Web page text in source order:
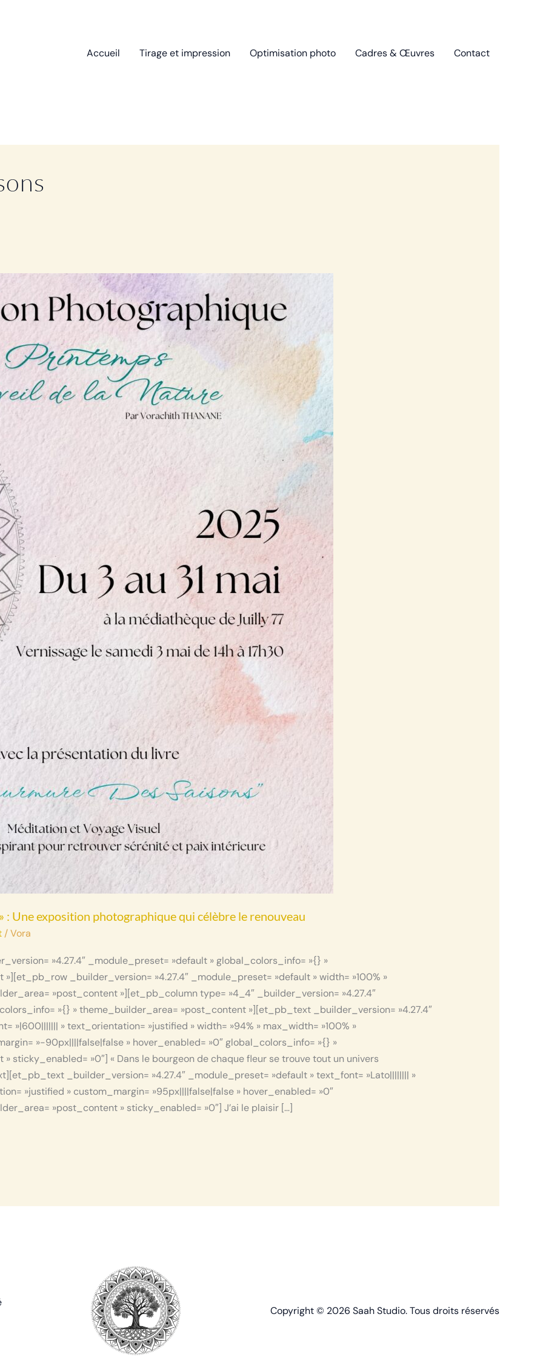
Accueil Tirage et impression Optimisation photo Cadres & Œuvres Contact
: Une exposition photographique qui célèbre le renouveau
/Vora
»4.27.4″ _module_preset= »default » global_colors_info= »{} »
_builder_version= »4.27.4″ _module_preset= »default » width= »100% »
»post_content »][et_pb_column type= »4_4″ _builder_version= »4.27.4″
»{} » theme_builder_area= »post_content »][et_pb_text _builder_version= »4.27.4″
»|600||||||| » text_orientation= »justified » width= »94% » max_width= »100% »
»-90px||||false|false » hover_enabled= »0″ global_colors_info= »{} »
sticky_enabled= »0″] « Dans le bourgeon de chaque fleur se trouve tout un univers
_builder_version= »4.27.4″ _module_preset= »default » text_font= »Lato|||||||| »
»justified » custom_margin= »95px||||false|false » hover_enabled= »0″
»post_content » sticky_enabled= »0″] J’ai le plaisir […]
Copyright © 2026 Saah Studio. Tous droits réservés